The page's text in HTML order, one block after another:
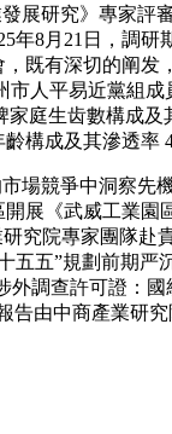
研究》專家評
8月21日，調
既有深切的阐
人平易近黨組
庭生齿數構成
構成及其滲透率
競爭中洞察先
展《武威工業
究院專家團隊
五五”規劃前期
調查許可證：
告由中商產業研